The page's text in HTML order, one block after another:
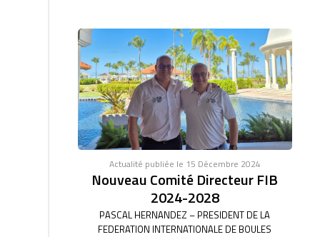
Actualité publiée le 15 Décembre 2024
Nouveau Comité Directeur FIB
2024-2028
PASCAL HERNANDEZ – PRESIDENT DE LA
FEDERATION INTERNATIONALE DE BOULES